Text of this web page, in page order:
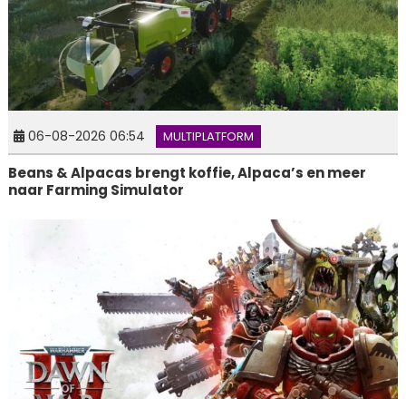
06-08-2026 06:54 MULTIPLATFORM
Beans & Alpacas brengt koffie, Alpaca’s en meer
naar Farming Simulator